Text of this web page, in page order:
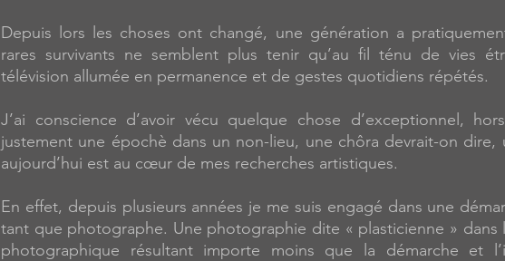
Depuis lors les choses ont changé, une génération a
rares survivants ne semblent plus tenir qu’au fil ténu de vies
télévision allumée en permanence et de gestes quotidiens répétés.
J’ai conscience d’avoir vécu quelque chose d’exceptionnel,
justement une épochè dans un non-lieu, une chôra devrait-on dire,
aujourd’hui est au cœur de mes recherches artistiques.
En effet, depuis plusieurs années je me suis engagé dans une
tant que photographe. Une photographie dite « plasticienne » dans
photographique résultant importe moins que la démarche et